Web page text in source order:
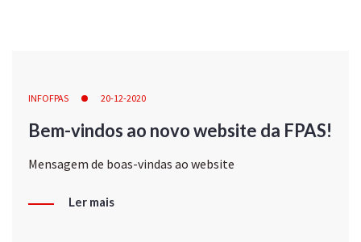
INFOFPAS 20-12-2020
Bem-vindos ao novo website da FPAS!
Mensagem de boas-vindas ao website
Ler mais